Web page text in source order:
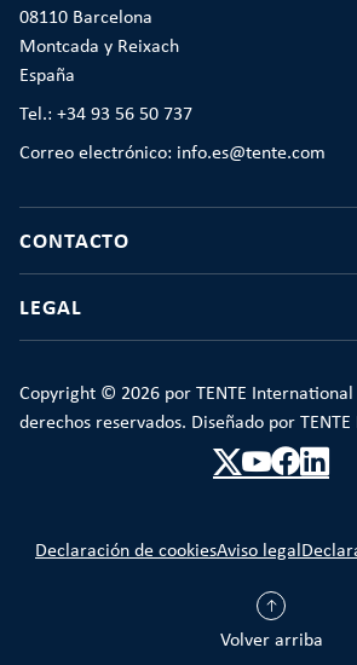
08110 Barcelona
Montcada y Reixach
España
Tel.: +34 93 56 50 737
Correo electrónico: info.es@tente.com
CONTACTO
LEGAL
Copyright © 2026 por TENTE International
derechos reservados. Diseñado por
Volver arriba
Declaración de cookiesAviso legal